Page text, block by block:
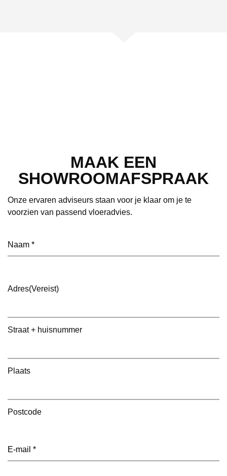
MAAK EEN
SHOWROOMAFSPRAAK
Onze ervaren adviseurs staan voor je klaar om je te
voorzien van passend vloeradvies.
Adres(Vereist)
Straat + huisnummer
Plaats
Postcode